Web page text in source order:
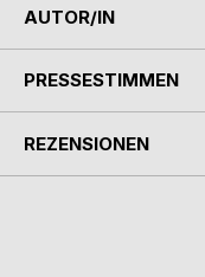
AUTOR/IN
PRESSESTIMMEN
REZENSIONEN